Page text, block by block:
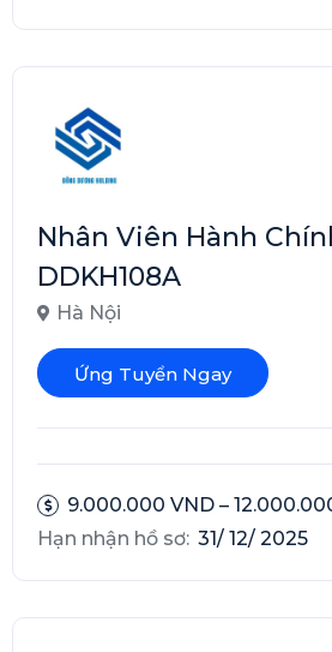
Nhân Viên Hành
DDKH108A
Hà Nội
Ứng Tuyển Ngay
9.000.000 VND –
Hạn nhận hồ sơ: 31/ 12/ 2025